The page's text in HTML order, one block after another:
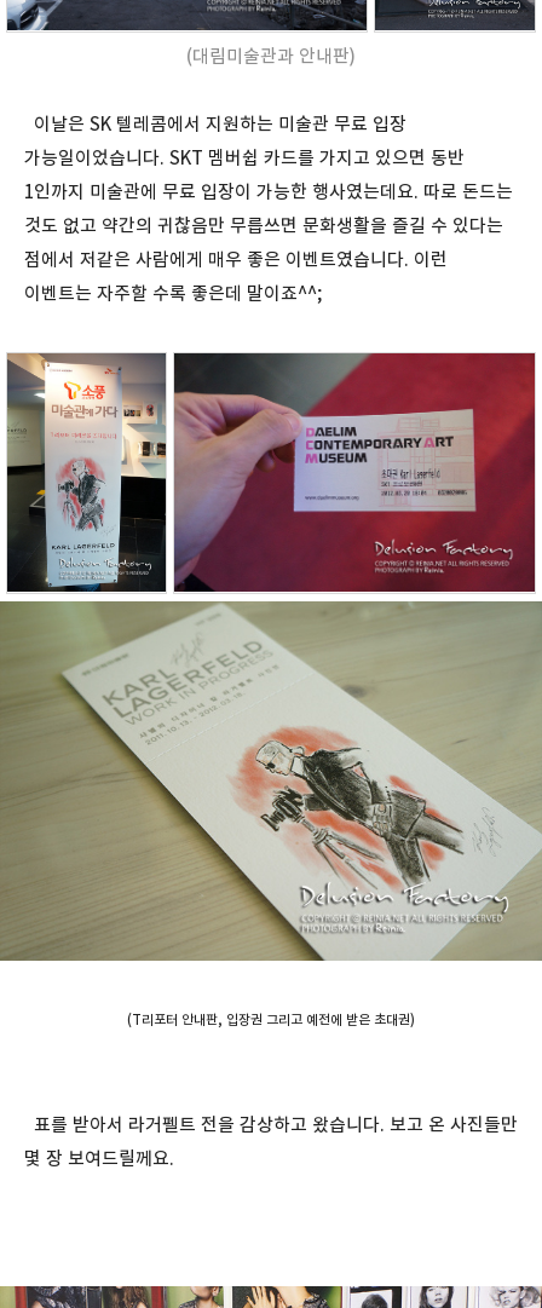
(대림미술관과 안내판)
이날은 SK 텔레콤에서 지원하는 미술관 무료 입장
가능일이었습니다. SKT 멤버쉽 카드를 가지고 있으면 동반
1인까지 미술관에 무료 입장이 가능한 행사였는데요. 따로 돈드는
것도 없고 약간의 귀찮음만 무릅쓰면 문화생활을 즐길 수 있다는
점에서 저같은 사람에게 매우 좋은 이벤트였습니다. 이런
이벤트는 자주할 수록 좋은데 말이죠^^;
(T리포터 안내판, 입장권 그리고 예전에 받은 초대권)
표를 받아서 라거펠트 전을 감상하고 왔습니다. 보고 온 사진들만
몇 장 보여드릴께요.